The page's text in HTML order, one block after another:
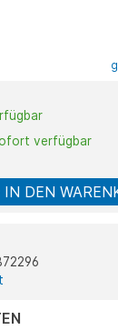
verfügbar
IN DEN